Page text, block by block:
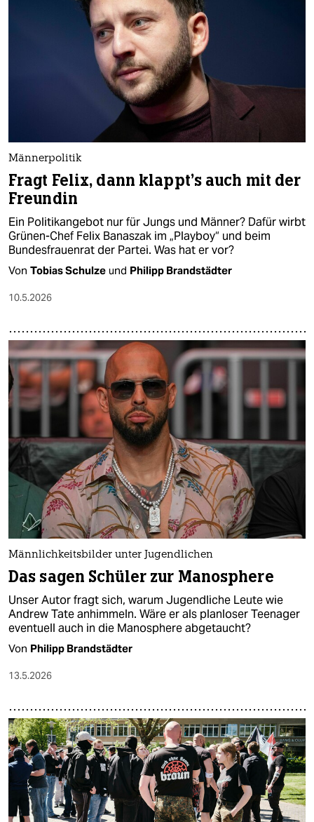
Männerpolitik
Fragt Felix, dann klappt’s auch mit der
Freundin
Ein Politikangebot nur für Jungs und Männer? Dafür wirbt
Grünen-Chef Felix Banaszak im „Playboy“ und beim
Bundesfrauenrat der Partei. Was hat er vor?
Von Tobias Schulze und Philipp Brandstädter
10.5.2026
Männlichkeitsbilder unter Jugendlichen
Das sagen Schüler zur Manosphere
Unser Autor fragt sich, warum Jugendliche Leute wie
Andrew Tate anhimmeln. Wäre er als planloser Teenager
eventuell auch in die Manosphere abgetaucht?
Von Philipp Brandstädter
13.5.2026